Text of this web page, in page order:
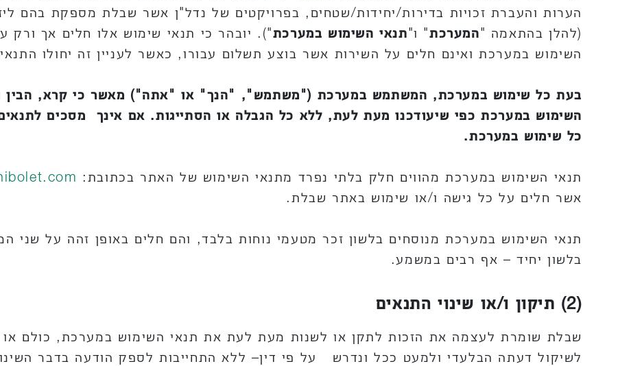
הערות והעברת זכויות בדירות/יחידות/שטחים, בפרויקטים של נדל"ן אשר שבלת מספקת בהם
(להלן בהתאמה "המערכת" ו"תנאי השימוש במערכת"). יובהר כי תנאי שימוש אלו חלים אך ורק
השימוש במערכת ואינם חלים על השירות אשר בוצע תשלום עבורו, כאשר לעניין זה יחולו
בעת כל שימוש במערכת, המשתמש במערכת ("משתמש", "הנך" או "אתה") מאשר כי קרא, הבין
השימוש במערכת כפי שיעודכנו מעת לעת, ללא כל הגבלה או הסתייגות. אם אינך מסכים
כל שימוש במערכת.
תנאי השימוש במערכת מהווים חלק בלתי נפרד מתנאי השימוש של האתר בכתובת:
אשר חלים על כל גישה ו/או שימוש באתר שבלת.
תנאי השימוש במערכת מנוסחים בלשון זכר מטעמי נוחות בלבד, והם חלים באופן זהה על שני
בלשון יחיד – אף רבים במשמע.
(2) תיקון ו/או שינוי התנאים
שבלת שומרת לעצמה את הזכות לתקן או לשנות מעת לעת את תנאי השימוש במערכת, כולם או
לשיקול דעתה הבלעדי ולמעט ככל ונדרש על פי דין– ללא התחייבות לספק הודעה בדבר